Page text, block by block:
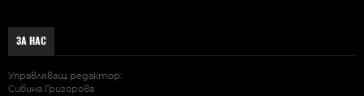
ЗА НАС
Управляващ редактор:
Сибина Григорова